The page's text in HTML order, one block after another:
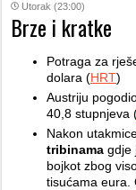
Utorak (23:00)
Brze i kratke
Potraga za
dolara (HRT)
Austriju
40,8 stupnjeva
Nakon
tribinama gdje
bojkot zbog
tisućama eura.